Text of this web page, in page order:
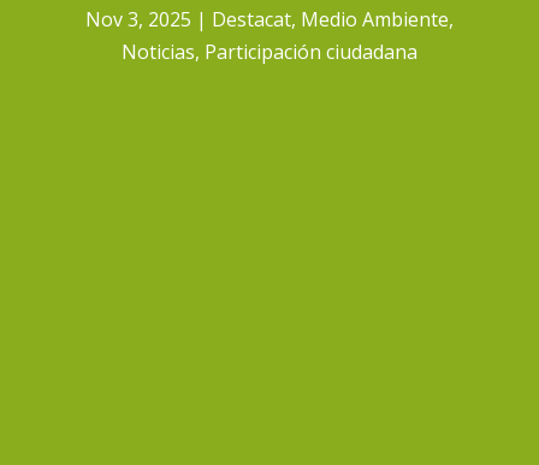
Nov 3, 2025 Destacat, Medio Ambiente,
Noticias, Participación ciudadana